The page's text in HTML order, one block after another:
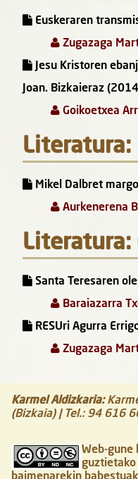
Euskeraren
Zugazaga
Jesu Kristoren
Joan. Bizkaieraz
Goikoetxea
Literatura:
Mikel Dalbret
Aurkenerena
Literatura:
Santa Teresaren
Baraiazarra
RESUri Agurra
Zugazaga
Karmel Aldizkaria:
(Bizkaia)| Tel.: 94 616
Web-gune
guztietako